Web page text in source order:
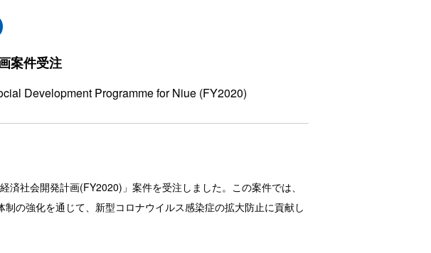
案件受注
Development Programme for Niue (FY2020)
社会開発計画(FY2020)」案件を受注しました。この案件では、
の強化を通じて、新型コロナウイルス感染症の拡大防止に貢献し